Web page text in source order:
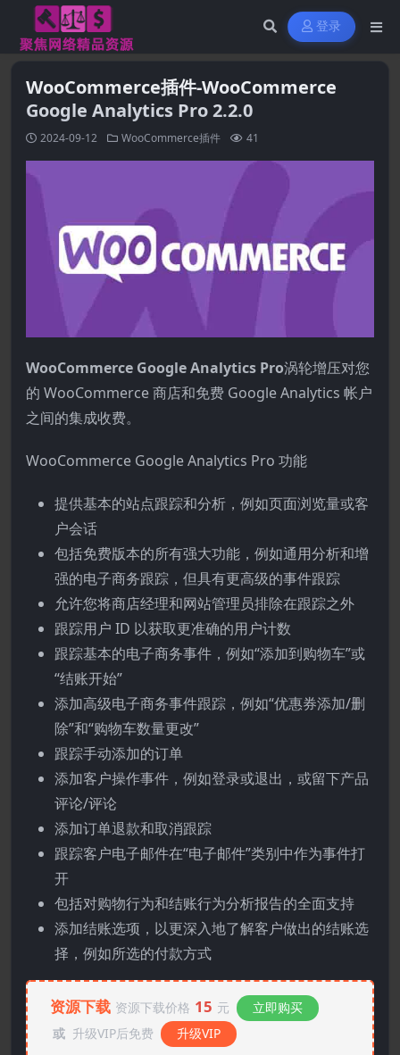
登录
WooCommerce插件-WooCommerce
Google Analytics Pro 2.2.0
2024-09-12 WooCommerce插件 41
WooCommerce Google Analytics Pro涡轮增压对您
的 WooCommerce 商店和免费 Google Analytics 帐户
之间的集成收费。
WooCommerce Google Analytics Pro 功能
提供基本的站点跟踪和分析，例如页面浏览量或客
户会话
包括免费版本的所有强大功能，例如通用分析和增
强的电子商务跟踪，但具有更高级的事件跟踪
允许您将商店经理和网站管理员排除在跟踪之外
跟踪用户 ID 以获取更准确的用户计数
跟踪基本的电子商务事件，例如“添加到购物车”或
“结账开始”
添加高级电子商务事件跟踪，例如“优惠券添加/删
除”和“购物车数量更改”
跟踪手动添加的订单
添加客户操作事件，例如登录或退出，或留下产品
评论/评论
添加订单退款和取消跟踪
跟踪客户电子邮件在“电子邮件”类别中作为事件打
开
包括对购物行为和结账行为分析报告的全面支持
添加结账选项，以更深入地了解客户做出的结账选
择，例如所选的付款方式
资源下载 资源下载价格 15 元
立即购买
或 升级VIP后免费 升级VIP